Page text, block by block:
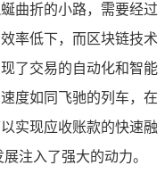
曲折的小路，需要经过
率低下，而区块链技术
了交易的自动化和智能
度如同飞驰的列车，在
实现应收账款的快速融
注入了强大的动力。